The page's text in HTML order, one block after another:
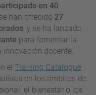
en 40
han ofrecido 27
, y se ha lanzado
para fomentar la
docente.
el Training Catalogue
en los ámbitos de
el bienestar o los